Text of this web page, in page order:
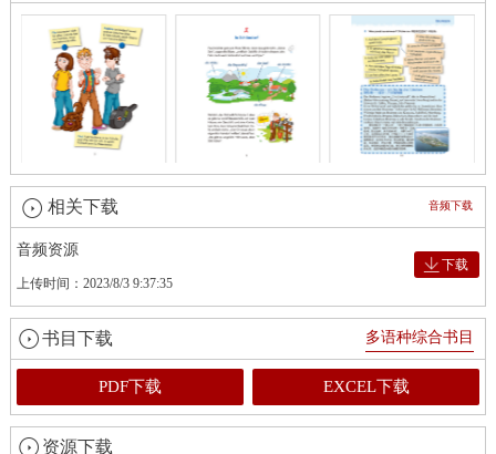
相关下载 音频下载
音频资源
上传时间：2023/8/3 9:37:35
下载
书目下载 多语种综合书目
PDF下载 EXCEL下载
资源下载